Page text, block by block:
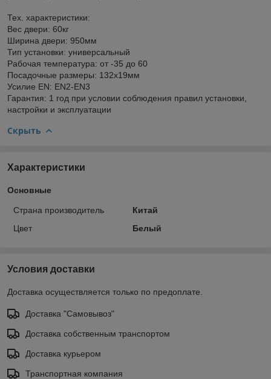
Тех. характеристики:
Вес двери: 60кг
Ширина двери: 950мм
Тип установки: универсальный
Рабочая температура: от -35 до 60
Посадочные размеры: 132х19мм
Усилие EN: EN2-EN3
Гарантия: 1 год при условии соблюдения правил установки,
настройки и эксплуатации
Скрыть
Характеристики
Основные
Страна производитель
Китай
Цвет
Белый
Условия доставки
Доставка осуществляется только по предоплате.
Доставка "Самовывоз"
Доставка собственным транспортом
Доставка курьером
Транспортная компания